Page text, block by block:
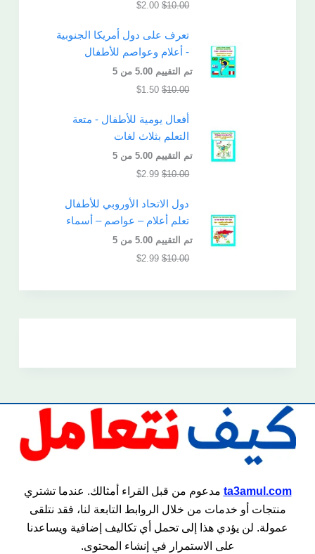
$10.00
$2.00
تعرف على دول أمريكا الجنوبية
- أعلام وعواصم للأطفال
تم التقييم 5.00من 5
$10.00
$1.50
أفعال يومية للأطفال - متعة
التعلم بثلاث لغات
تم التقييم 5.00من 5
$10.00
$2.99
دول الاتحاد الأوروبي للأطفال
تعلم أعلام – عواصم – أسماء
تم التقييم 5.00من 5
$10.00
$2.99
ta3amul.com مدعوم من قبل القراء أمثالك. عندما تشتري
منتجات أو خدمات من خلال الروابط التابعة لنا، فقد نتلقى
عمولة. لن يؤدي هذا إلى تحمل أي تكاليف إضافية ويساعدنا
على الاستمرار في إنشاء المحتوى.